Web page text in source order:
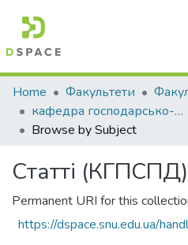
Communities & Collections
All of DSpace
Home Факультети
кафедра господарсько-правових та суспільно-політичних дисциплін
Browse by Subject
Статті (КГПСПД)
Permanent URI for this
https://dspace.snu.edu.ua/